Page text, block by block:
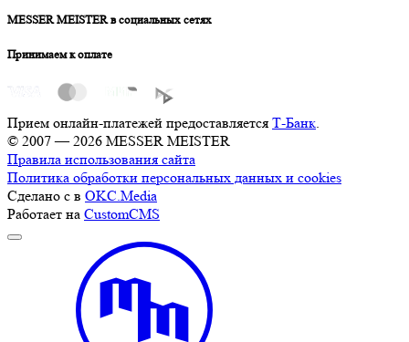
MESSER MEISTER в социальных сетях
Принимаем к оплате
Прием онлайн-платежей предоставляется Т-Банк.
© 2007 — 2026 MESSER MEISTER
Правила использования сайта
Политика обработки персональных данных и cookies
Сделано с в OKC.Media
Работает на CustomCMS